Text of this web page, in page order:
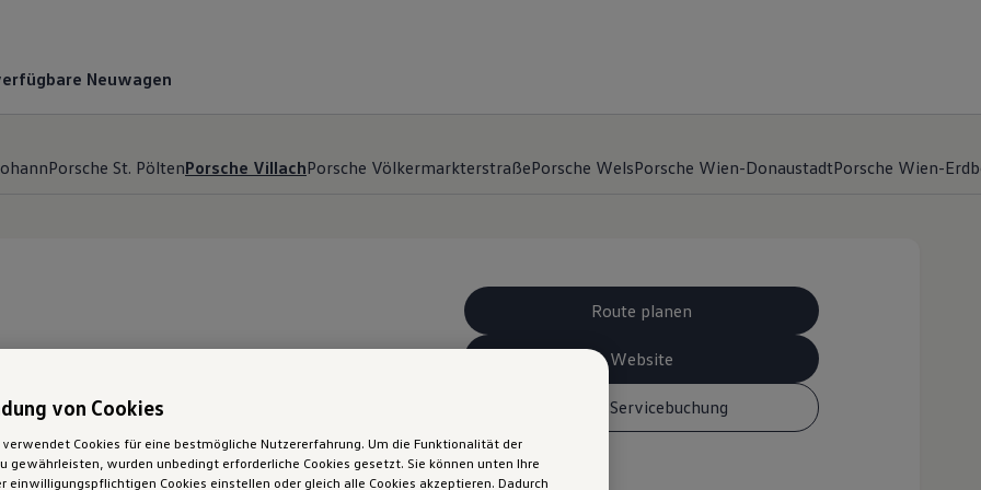
Neuwagen
Porsche St. PöltenPorsche VillachPorsche VölkermarkterstraßePorsche WelsPorsche Wien-DonaustadtPorsche Wien-
Route planen
Website
Online-Servicebuchung
von Cookies
verwendet Cookies für eine bestmögliche Nutzererfahrung. Um die Funktionalität der
gewährleisten, wurden unbedingt erforderliche Cookies gesetzt. Sie können unten Ihre
einwilligungspflichtigen Cookies einstellen oder gleich alle Cookies akzeptieren. Dadurch